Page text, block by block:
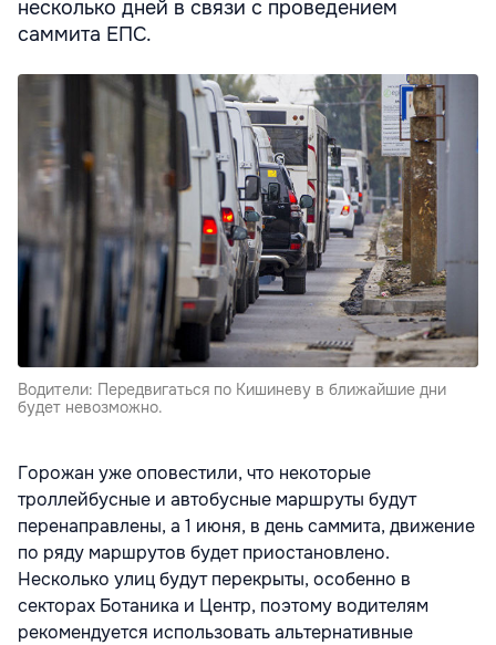
несколько дней в связи с проведением
саммита ЕПС.
Водители: Передвигаться по Кишиневу в ближайшие дни
будет невозможно.
Горожан уже оповестили, что некоторые
троллейбусные и автобусные маршруты будут
перенаправлены, а 1 июня, в день саммита, движение
по ряду маршрутов будет приостановлено.
Несколько улиц будут перекрыты, особенно в
секторах Ботаника и Центр, поэтому водителям
рекомендуется использовать альтернативные